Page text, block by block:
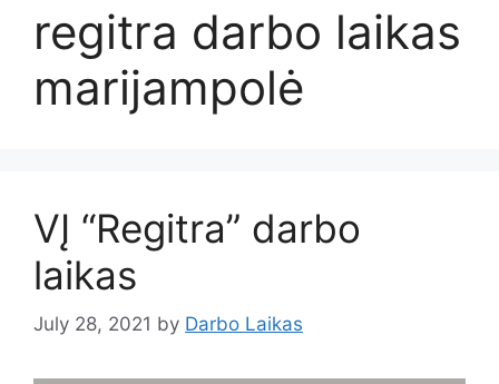
regitra darbo laikas
marijampolė
VĮ “Regitra” darbo
laikas
July 28, 2021 by Darbo Laikas